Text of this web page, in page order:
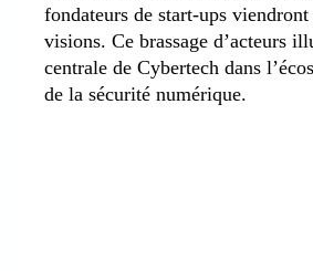
fondateurs de start-ups
visions. Ce brassage d’acteurs
centrale de Cybertech dans
de la sécurité numérique.